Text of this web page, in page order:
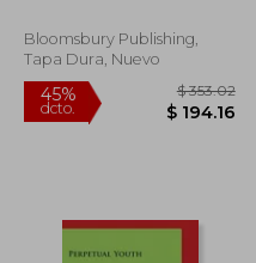
Pagano, Maurizio
Bloomsbury Publishing,
Tapa Dura, Nuevo